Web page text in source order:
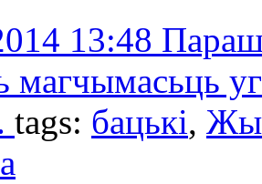
13:48
магчымасьць
tags: бацькі,